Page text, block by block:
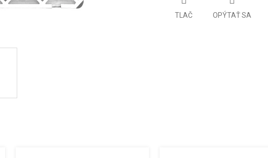
TLAČ OPÝTAŤ SA